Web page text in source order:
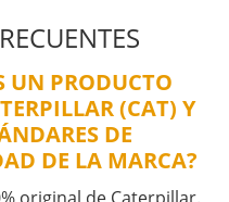
UN PRODUCTO
(CAT) Y
DE
DE LA MARCA?